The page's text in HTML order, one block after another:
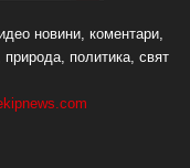
новини, коментари,
политика, свят